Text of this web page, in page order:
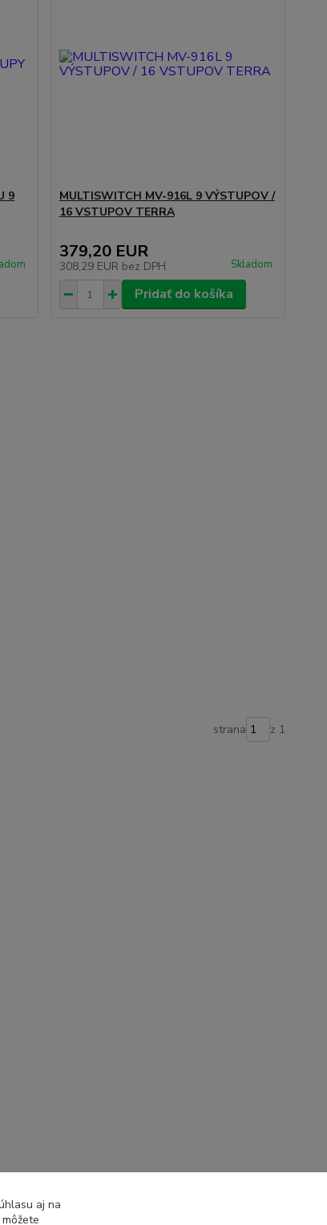
9
MULTISWITCH MV-916L 9 VÝSTUPOV /
16 VSTUPOV TERRA
379,20 EUR
308,29 EUR bez DPH Skladom
Pridať do košíka
strana z 1
aj na